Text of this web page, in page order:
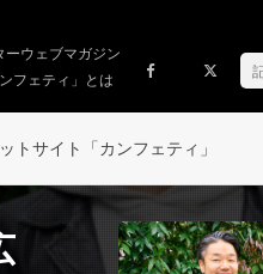
ーウェブマガジン
ンフェティ」とは
トサイト「カンフェティ」